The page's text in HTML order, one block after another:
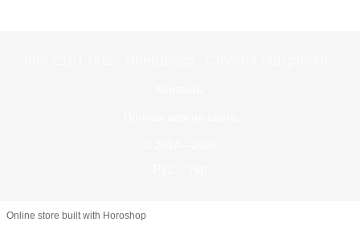
Online store built with Horoshop